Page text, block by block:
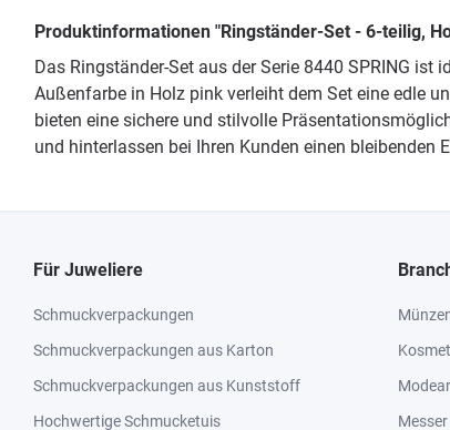
Produktinformationen "Ringständer-Set - 6-teilig,
Das Ringständer-Set aus der Serie 8440 SPRING
Außenfarbe in Holz pink verleiht dem Set eine edle
bieten eine sichere und stilvolle
und hinterlassen bei Ihren Kunden einen bleibenden
Für Juweliere
Schmuckverpackungen
Schmuckverpackungen aus Karton
Schmuckverpackungen aus Kunststoff
Hochwertige Schmucketuis